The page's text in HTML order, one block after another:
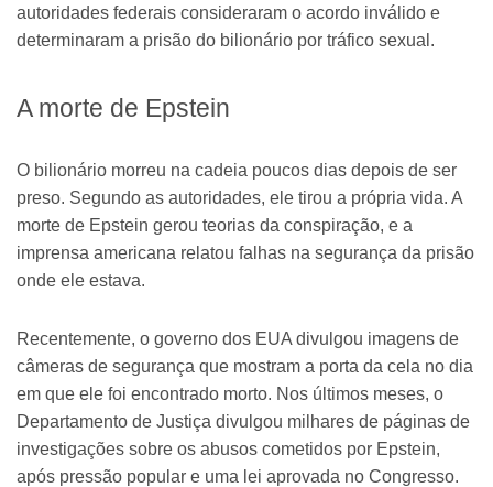
autoridades federais consideraram o acordo inválido e
determinaram a prisão do bilionário por tráfico sexual.
A morte de Epstein
O bilionário morreu na cadeia poucos dias depois de ser
preso. Segundo as autoridades, ele tirou a própria vida. A
morte de Epstein gerou teorias da conspiração, e a
imprensa americana relatou falhas na segurança da prisão
onde ele estava.
Recentemente, o governo dos EUA divulgou imagens de
câmeras de segurança que mostram a porta da cela no dia
em que ele foi encontrado morto. Nos últimos meses, o
Departamento de Justiça divulgou milhares de páginas de
investigações sobre os abusos cometidos por Epstein,
após pressão popular e uma lei aprovada no Congresso.